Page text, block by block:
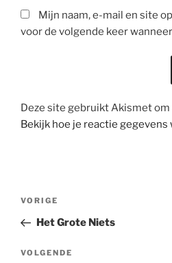
Mijn naam, e-mail en site
voor de volgende keer
Deze site gebruikt Akismet
Bekijk hoe je reactie
Bericht
Vorig
bericht
VORIGE
Het Grote Niets
Volgend
VOLGENDE